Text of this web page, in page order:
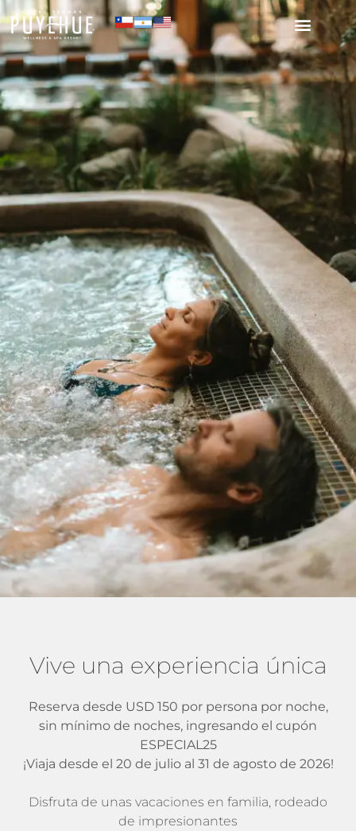
por persona por noche
FECHA DE
ENTRADA
NÚMERO
DE
NOCHES
ADULTOS
(+12
AÑOS)
NIÑOS (5-
11 AÑOS)
AÑOS)
Vive una experiencia única
Reserva desde USD 150 por persona por noche,
sin mínimo de noches, ingresando el cupón
ESPECIAL25
¡Viaja desde el 20 de julio al 31 de agosto de 2026!
Disfruta de unas vacaciones en familia, rodeado
de impresionantes